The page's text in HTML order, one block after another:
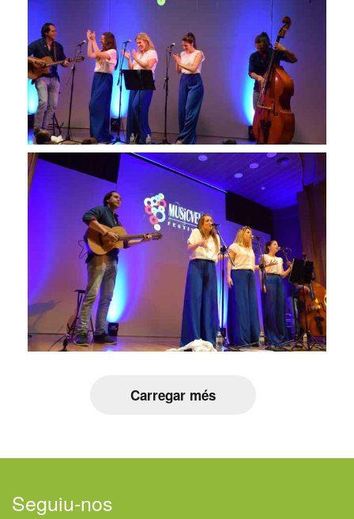
Carregar més
Seguiu-nos